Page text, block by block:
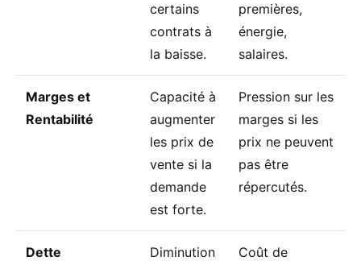
certains
contrats à
la baisse.
premières,
énergie,
salaires.
Marges et
Rentabilité
Capacité à
augmenter
les prix de
vente si la
demande
est forte.
Pression sur les
marges si les
prix ne peuvent
pas être
répercutés.
Dette
Diminution
Coût de